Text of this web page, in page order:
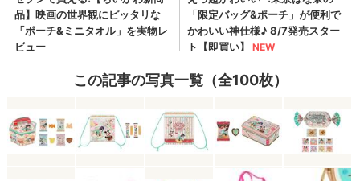
この記事の写真一覧（全100枚）